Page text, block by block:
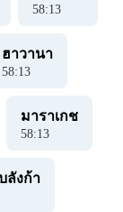
58:13
ฮาวานา
58:13
มาราเกช
58:13
ลังก้า